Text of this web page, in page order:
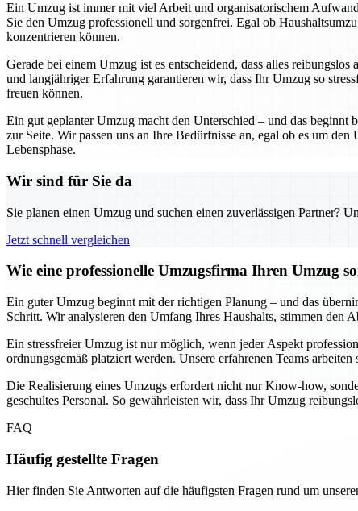
Ein Umzug ist immer mit viel Arbeit und organisatorischem
Sie den Umzug professionell und sorgenfrei. Egal ob
konzentrieren können.
Gerade bei einem Umzug ist es entscheidend, dass alles
und langjähriger Erfahrung garantieren wir, dass Ihr Umzug so
freuen können.
Ein gut geplanter Umzug macht den Unterschied – und das
zur Seite. Wir passen uns an Ihre Bedürfnisse an, egal ob es um
Lebensphase.
Wir sind für Sie da
Sie planen einen Umzug und suchen einen zuverlässigen Partner?
Jetzt schnell vergleichen
Wie eine professionelle Umzugsfirma Ihren Umzug
Ein guter Umzug beginnt mit der richtigen Planung – und das
Schritt. Wir analysieren den Umfang Ihres Haushalts, stimmen den
Ein stressfreier Umzug ist nur möglich, wenn jeder Aspekt
ordnungsgemäß platziert werden. Unsere erfahrenen Teams
Die Realisierung eines Umzugs erfordert nicht nur Know-how,
geschultes Personal. So gewährleisten wir, dass Ihr Umzug
FAQ
Häufig gestellte Fragen
Hier finden Sie Antworten auf die häufigsten Fragen rund um